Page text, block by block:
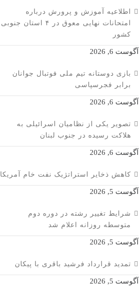
اطلاعیه آموزش و پرورش درباره
امتحانات نهایی معوق در ۴ استان جنوبی
کشور
آگوست 6, 2026
بازی دوستانه تیم ملی فوتبال جوانان
برابر فجرسپاسی
آگوست 6, 2026
تصویر یکی از نظامیان اسرائیلی به
هلاکت رسیده در جنوب لبنان
آگوست 6, 2026
کاهش ذخایر استراتژیک نفت خام آمریکا
آگوست 5, 2026
شرایط تغییر رشته در دوره دوم
متوسطه روزانه اعلام شد
آگوست 5, 2026
تمدید قرارداد فرشید باقری با پیکان
آگوست 5, 2026